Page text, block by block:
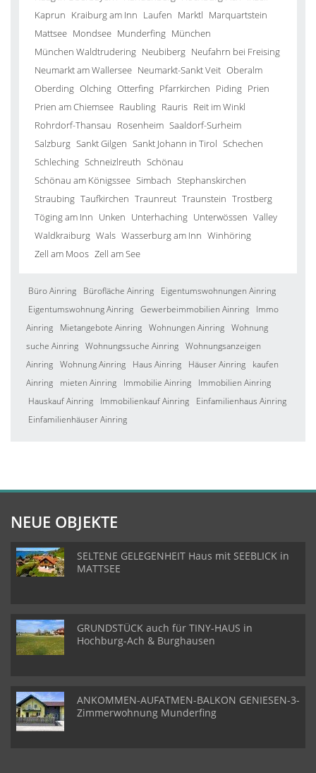
Kaprun Kraiburg am Inn Laufen Marktl Marquartstein
Mattsee Mondsee Munderfing München
München Waldtrudering Neubiberg Neufahrn bei Freising
Neumarkt am Wallersee Neumarkt-Sankt Veit Oberalm
Oberding Olching Otterfing Pfarrkirchen Piding Prien
Prien am Chiemsee Raubling Rauris Reit im Winkl
Rohrdorf-Thansau Rosenheim Saaldorf-Surheim
Salzburg Sankt Gilgen Sankt Johann in Tirol Schechen
Schleching Schneizlreuth Schönau
Schönau am Königssee Simbach Stephanskirchen
Straubing Taufkirchen Traunreut Traunstein Trostberg
Töging am Inn Unken Unterhaching Unterwössen Valley
Waldkraiburg Wals Wasserburg am Inn Winhöring
Zell am Moos Zell am See
Büro Ainring Bürofläche Ainring
Eigentumswohnungen Ainring
Eigentumswohnung Ainring Gewerbeimmobilien Ainring
Immo
Ainring
Mietangebote Ainring Wohnungen Ainring Wohnung
suche Ainring Wohnungssuche Ainring Wohnungsanzeigen
Ainring Wohnung Ainring Haus Ainring Häuser Ainring
kaufen
Ainring
mieten Ainring Immobilie Ainring
Immobilien Ainring
Hauskauf Ainring
Immobilienkauf Ainring
Einfamilienhaus Ainring
Einfamilienhäuser Ainring
NEUE OBJEKTE
SELTENE GELEGENHEIT Haus mit SEEBLICK in
MATTSEE
GRUNDSTÜCK auch für TINY-HAUS in
Hochburg-Ach & Burghausen
ANKOMMEN-AUFATMEN-BALKON GENIESEN-3-
Zimmerwohnung Munderfing